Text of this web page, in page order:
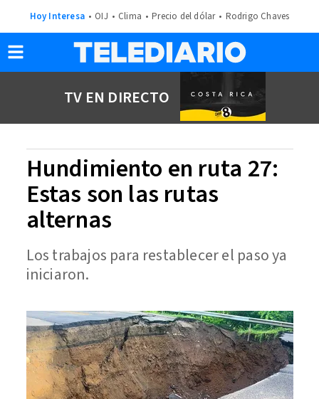
Hoy Interesa OIJ Clima Precio del dólar Rodrigo Chaves
TV EN DIRECTO
Hundimiento en ruta 27:
Estas son las rutas
alternas
Los trabajos para restablecer el paso ya
iniciaron.